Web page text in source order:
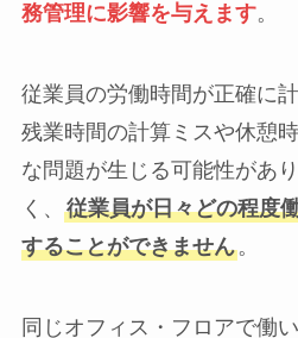
務管理に影響を与えます。
従業員の労働時間が正確に
残業時間の計算ミスや休憩
な問題が生じる可能性があ
く、 従業員が日々どの程度
することができません。
同じオフィス・フロアで働